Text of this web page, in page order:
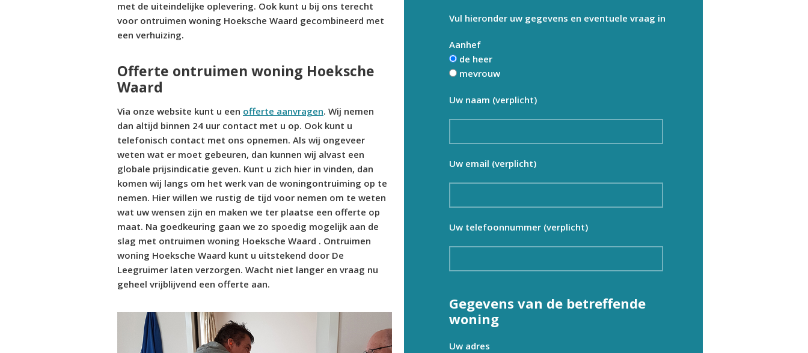
met de uiteindelijke oplevering. Ook kunt u bij ons terecht
voor ontruimen woning Hoeksche Waard gecombineerd met
een verhuizing.
Offerte ontruimen woning Hoeksche
Waard
Via onze website kunt u een offerte aanvragen. Wij nemen
dan altijd binnen 24 uur contact met u op. Ook kunt u
telefonisch contact met ons opnemen. Als wij ongeveer
weten wat er moet gebeuren, dan kunnen wij alvast een
globale prijsindicatie geven. Kunt u zich hier in vinden, dan
komen wij langs om het werk van de woningontruiming op te
nemen. Hier willen we rustig de tijd voor nemen om te weten
wat uw wensen zijn en maken we ter plaatse een offerte op
maat. Na goedkeuring gaan we zo spoedig mogelijk aan de
slag met ontruimen woning Hoeksche Waard . Ontruimen
woning Hoeksche Waard kunt u uitstekend door De
Leegruimer laten verzorgen. Wacht niet langer en vraag nu
geheel vrijblijvend een offerte aan.
Vul hieronder uw gegevens en eventuele vraag in
Aanhef
de heer
mevrouw
Uw naam (verplicht)
Uw email (verplicht)
Uw telefoonnummer (verplicht)
Gegevens van de betreffende
woning
Uw adres